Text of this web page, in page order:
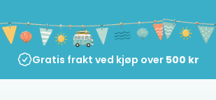
Gratis frakt ved kjøp over 500 kr